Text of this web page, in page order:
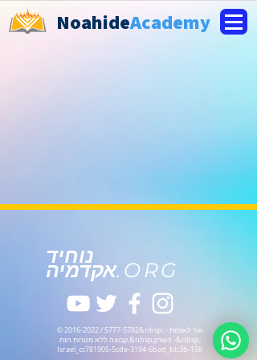
NoahideAcademy
נוחיד
אקדמיה.ORG
©2016-2022/ 5777-5782
&nbsp; - אור לאומות
קבוצה ללא מטרות רווח,&nbsp;השרון -&nbsp;
Israel_cc781905-5cde-3194-6bad_bb3b-158